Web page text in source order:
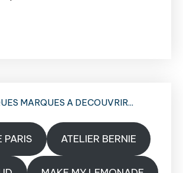
MARQUES A DECOUVRIR...
PARIS ATELIER BERNIE